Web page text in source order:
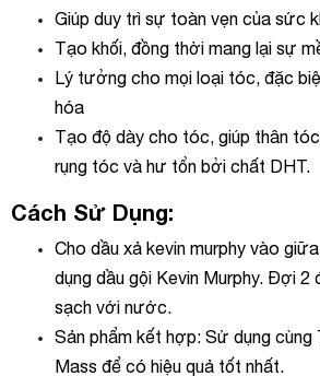
Giúp duy trì sự toàn vẹn của sức
Tạo khối, đồng thời mang lại sự
Lý tưởng cho mọi loại tóc, đặc
hóa
Tạo độ dày cho tóc, giúp thân
rụng tóc và hư tổn bởi chất DHT.
Cách Sử Dụng:
Cho dầu xả kevin murphy vào
dụng dầu gội Kevin Murphy. Đợi 2
sạch với nước.
Sản phẩm kết hợp: Sử dụng cùng
Mass để có hiệu quả tốt nhất.